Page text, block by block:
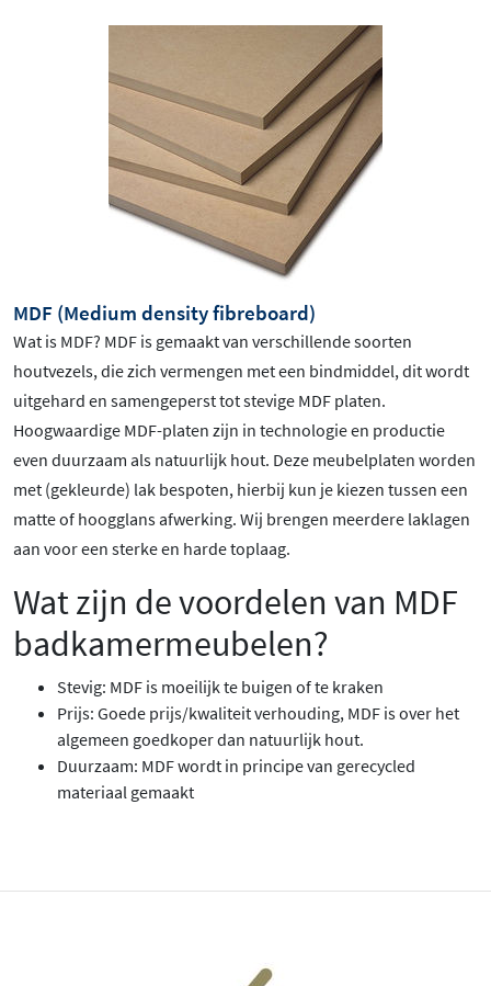
MDF (Medium density fibreboard)
Wat is MDF? MDF is gemaakt van verschillende soorten
houtvezels, die zich vermengen met een bindmiddel, dit wordt
uitgehard en samengeperst tot stevige MDF platen.
Hoogwaardige MDF-platen zijn in technologie en productie
even duurzaam als natuurlijk hout. Deze meubelplaten worden
met (gekleurde) lak bespoten, hierbij kun je kiezen tussen een
matte of hoogglans afwerking. Wij brengen meerdere laklagen
aan voor een sterke en harde toplaag.
Wat zijn de voordelen van MDF
badkamermeubelen?
Stevig: MDF is moeilijk te buigen of te kraken
Prijs: Goede prijs/kwaliteit verhouding, MDF is over het
algemeen goedkoper dan natuurlijk hout.
Duurzaam: MDF wordt in principe van gerecycled
materiaal gemaakt